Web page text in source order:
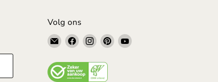
Volg ons
Email
VandePolMeubelen
Vind
ons
op
Facebook
Vind
ons
op
Instagram
Vind
ons
Vind